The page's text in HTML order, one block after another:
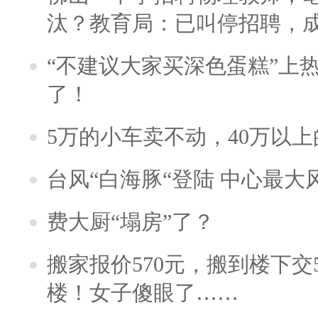
汰？教育局：已叫停招聘，
“不建议大家买深色蛋糕”上
了！
5万的小车卖不动，40万以
台风“白海豚“登陆 中心最大
费大厨“塌房”了？
搬家报价570元，搬到楼下
楼！女子傻眼了……